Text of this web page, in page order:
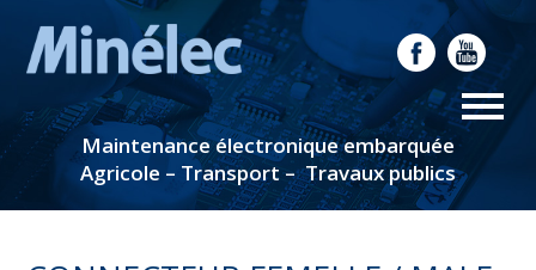
Maintenance électronique embarquée
Agricole – Transport – Travaux publics